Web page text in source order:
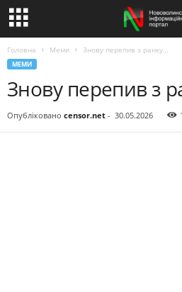
Головна Меми Знову перепив з ранку…
МЕМИ
Знову перепив з
Опубліковано censor.net - 30.05.2026